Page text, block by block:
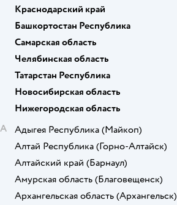
Краснодарский край
Башкортостан Республика
Самарская область
Челябинская область
Татарстан Республика
Новосибирская область
Нижегородская область
А
Адыгея Республика (Майкоп)
Алтай Республика (Горно-Алтайск)
Алтайский край (Барнаул)
Амурская область (Благовещенск)
Архангельская область (Архангельск)